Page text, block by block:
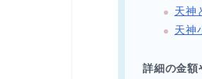
天神
天神
詳細の金額